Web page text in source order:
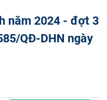
năm 2024 - đợt 3
QĐ-DHN ngày